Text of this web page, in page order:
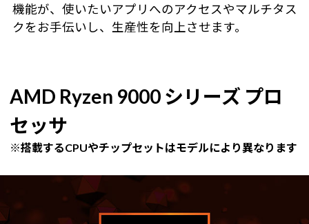
機能が、使いたいアプリへのアクセスやマルチタス
クをお手伝いし、生産性を向上させます。
AMD Ryzen 9000 シリーズ プロ
セッサ
※搭載するCPUやチップセットはモデルにより異なります